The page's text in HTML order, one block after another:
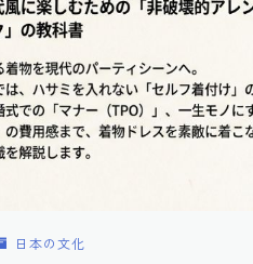
日本の文化